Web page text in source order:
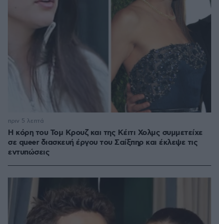
Η κόρη του Τομ Κρουζ και της Κέιτι Χολμς συμμετείχε
σε queer διασκευή έργου του Σαίξπηρ και έκλεψε τις
εντυπώσεις
πριν 5 λεπτά